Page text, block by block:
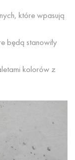
które wpasują
będą stanowiły
kolorów z